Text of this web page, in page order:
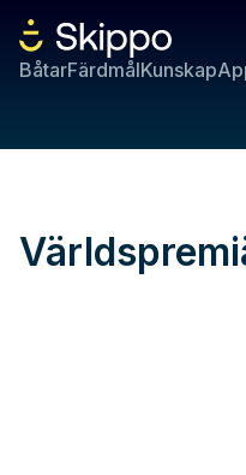
BåtarFärdmålKunskap